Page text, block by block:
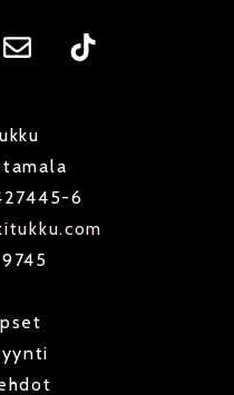
E
n
l
o
p
e
T
i
6